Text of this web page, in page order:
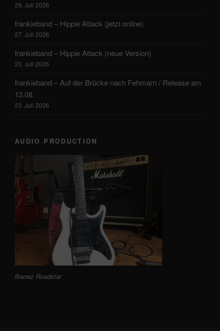
29. Juli 2026
frankieband – Hippie Attack (jetzt online)
27. Juli 2026
frankieband – Hippie Attack (neue Version)
25. Juli 2026
frankieband – Auf der Brücke nach Fehmarn / Release am
13.08.
23. Juli 2026
AUDIO PRODUCTION
Ibanez Roadstar